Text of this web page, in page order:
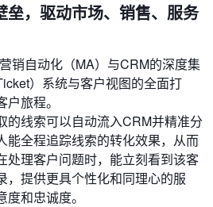
垒，驱动市场、销售、服务
销自动化（MA）与CRM的深度集
）系统与客户视图的全面打
旅程。
的线索可以自动流入CRM并精准分
能全程追踪线索的转化效果，从而
处理客户问题时，能立刻看到该客
，提供更具个性化和同理心的服
和忠诚度。